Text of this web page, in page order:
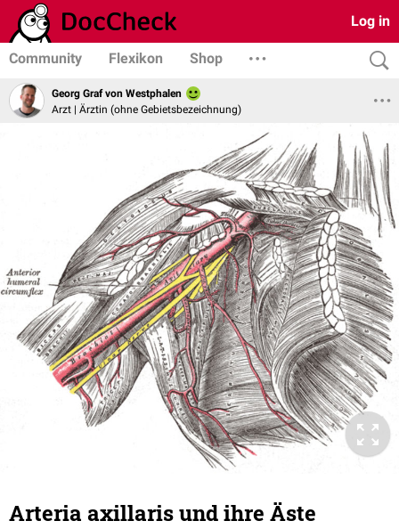
Log in
Community Flexikon Shop
Georg Graf von Westphalen
Arzt | Ärztin (ohne Gebietsbezeichnung)
Arteria axillaris und ihre Äste